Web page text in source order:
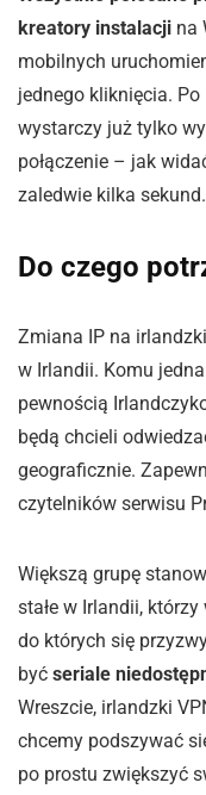
kreatory instalacji na
mobilnych
jednego kliknięcia.
wystarczy już tylko
połączenie – jak
zaledwie kilka sekund.
Do czego
Zmiana IP na
w Irlandii. Komu
pewnością
będą chcieli
geograficznie.
czytelników serwisu
Większą grupę
stałe w Irlandii,
do których się
być seriale
Wreszcie, irlandzki
chcemy podszywać
po prostu zwiększyć